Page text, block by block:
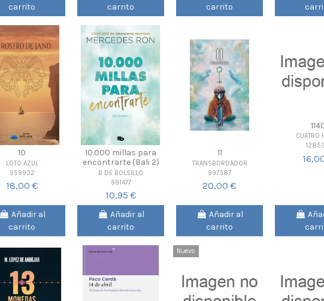
carrito
carrito
carrito
10
LOTO AZUL
959932
18,00 €
Añadir al
carrito
10.000 millas para
encontrarte (Bali 2)
B DE BOLSILLO
991477
10,95 €
Añadir al
carrito
11
TRANSBORDADOR
997387
20,00 €
Añadir al
carrito
CUATRO
Nuevo